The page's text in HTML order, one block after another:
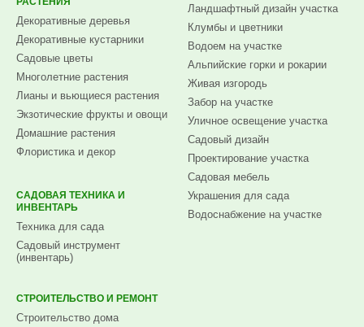
Декоративные деревья
Декоративные кустарники
Садовые цветы
Многолетние растения
Лианы и вьющиеся растения
Экзотические фрукты и овощи
Домашние растения
Флористика и декор
САДОВАЯ ТЕХНИКА И
ИНВЕНТАРЬ
Техника для сада
Садовый инструмент
(инвентарь)
Ландшафтный дизайн участка
Клумбы и цветники
Водоем на участке
Альпийские горки и рокарии
Живая изгородь
Забор на участке
Уличное освещение участка
Садовый дизайн
Проектирование участка
Садовая мебель
Украшения для сада
Водоснабжение на участке
СТРОИТЕЛЬСТВО И РЕМОНТ
Строительство дома